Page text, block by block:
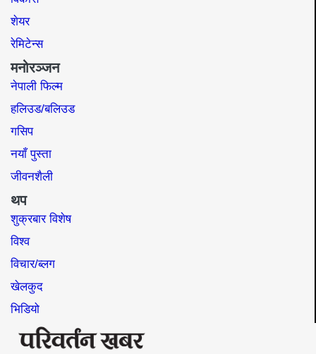
शेयर
रेमिटेन्स
मनोरञ्जन
नेपाली फिल्म
हलिउड/बलिउड
गसिप
नयाँ पुस्ता
जीवनशैली
थप
शुक्रबार विशेष
विश्व
विचार/ब्लग
खेलकुद
भिडियो